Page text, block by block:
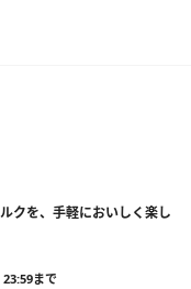
クを、手軽においしく楽し
まで